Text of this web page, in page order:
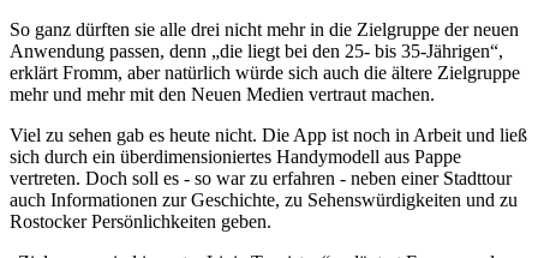
So ganz dürften sie alle drei nicht mehr in die Zielgruppe der neuen
Anwendung passen, denn „die liegt bei den 25- bis 35-Jährigen“,
erklärt Fromm, aber natürlich würde sich auch die ältere Zielgruppe
mehr und mehr mit den Neuen Medien vertraut machen.
Viel zu sehen gab es heute nicht. Die App ist noch in Arbeit und ließ
sich durch ein überdimensioniertes Handymodell aus Pappe
vertreten. Doch soll es - so war zu erfahren - neben einer Stadttour
auch Informationen zur Geschichte, zu Sehenswürdigkeiten und zu
Rostocker Persönlichkeiten geben.